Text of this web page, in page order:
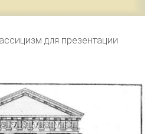
для презентации